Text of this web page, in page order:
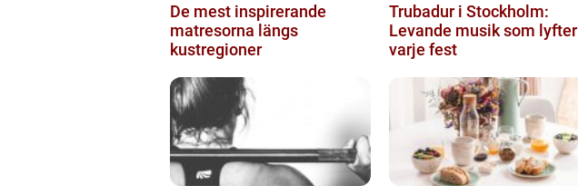
De mest inspirerande
matresorna längs
kustregioner
Trubadur i Stockholm:
Levande musik som lyfter
varje fest